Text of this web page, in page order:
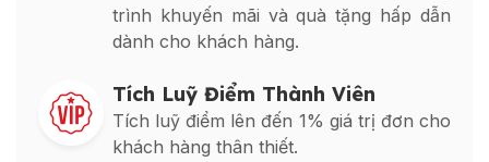
trình khuyến mãi và quà tặng hấp dẫn
dành cho khách hàng.
Tích Luỹ Điểm Thành Viên
Tích luỹ điểm lên đến 1% giá trị đơn cho
khách hàng thân thiết.